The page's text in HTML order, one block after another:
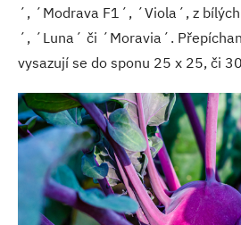
´, ´Modrava F1´, ´Viola´, z
´, ´Luna´ či ´Moravia´.
vysazují se do sponu 25 x 25, či